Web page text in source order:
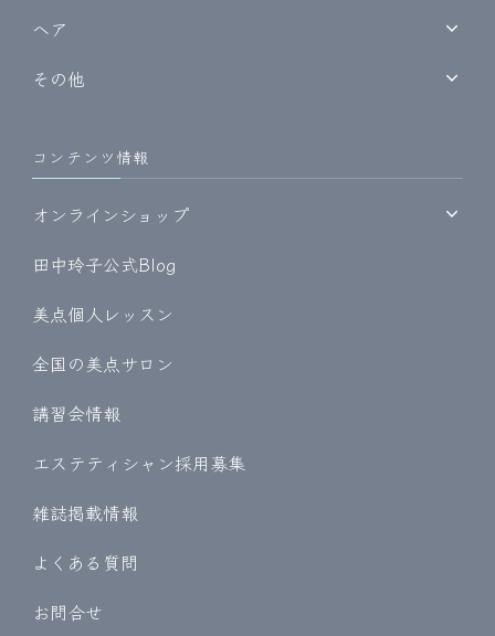
ヘア
その他
コンテンツ情報
オンラインショップ
田中玲子公式Blog
美点個人レッスン
全国の美点サロン
講習会情報
エステティシャン採用募集
雑誌掲載情報
よくある質問
お問合せ